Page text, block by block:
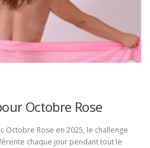
Octobre Rose
Octobre Rose en 2025, le challenge
chaque jour pendant tout le